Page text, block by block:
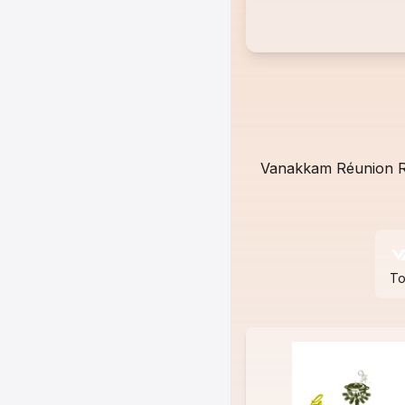
Vanakkam Réunion